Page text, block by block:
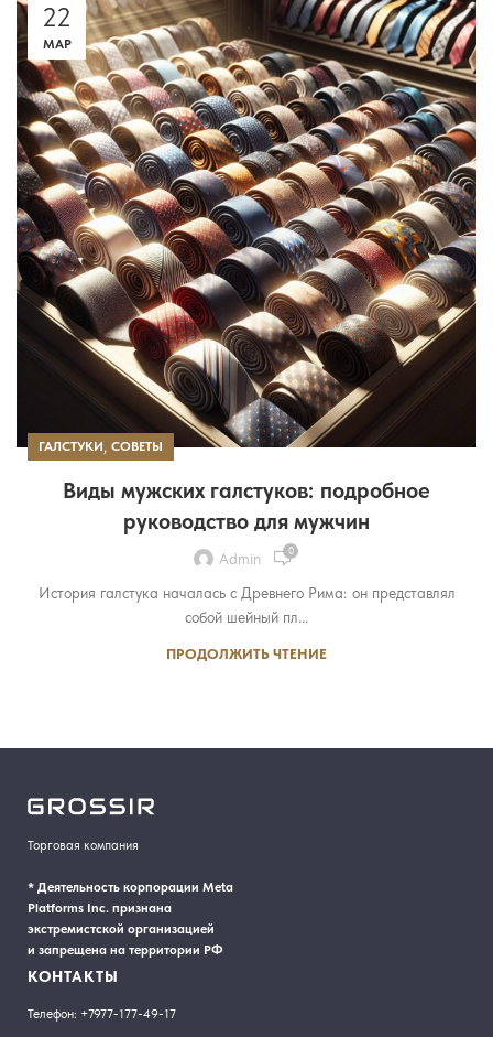
22
МАР
ГАЛСТУКИ, СОВЕТЫ
Виды мужских галстуков: подробное
руководство для мужчин
Admin 0
История галстука началась с Древнего Рима: он представлял
собой шейный пл...
ПРОДОЛЖИТЬ ЧТЕНИЕ
Торговая компания
* Деятельность корпорации Meta
Platforms Inc. признана
экстремистской организацией
и запрещена на территории РФ
КОНТАКТЫ
Телефон: +7977-177-49-17